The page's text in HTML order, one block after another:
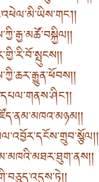
།
།
།
།
།
།
།
།